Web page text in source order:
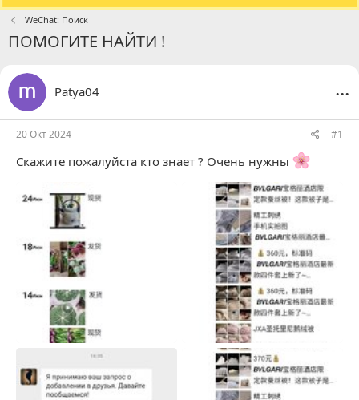
WeChat: Поиск
ПОМОГИТЕ НАЙТИ !
Patya04 ...
20 Окт 2024 #1
Скажите пожалуйста кто знает ? Очень нужны